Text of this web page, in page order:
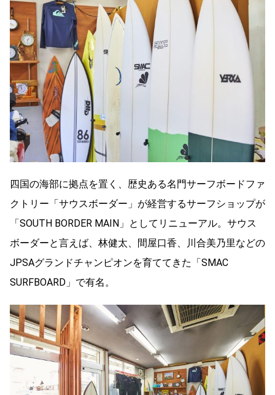
四国の海部に拠点を置く、歴史ある名門サーフボードファ
クトリー「サウスボーダー」が経営するサーフショップが
「SOUTH BORDER MAIN」としてリニューアル。サウス
ボーダーと言えば、林健太、間屋口香、川合美乃里などの
JPSAグランドチャンピオンを育ててきた「SMAC
SURFBOARD」で有名。